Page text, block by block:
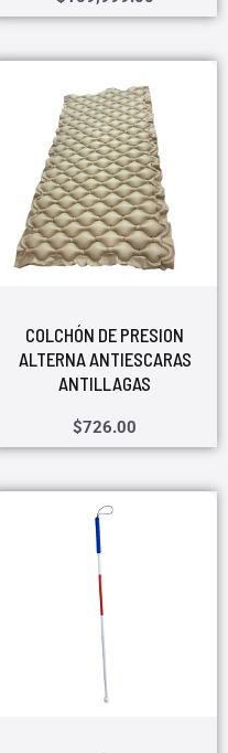
COLCHÓN DE PRESION
ALTERNA ANTIESCARAS
ANTILLAGAS
$726.00